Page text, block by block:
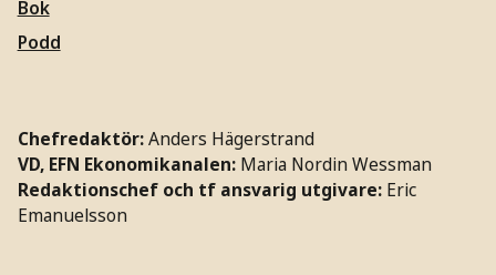
Bok
Podd
Chefredaktör:Anders Hägerstrand
VD, EFN Ekonomikanalen: Maria Nordin Wessman
Redaktionschef och tf ansvarig utgivare: Eric
Emanuelsson